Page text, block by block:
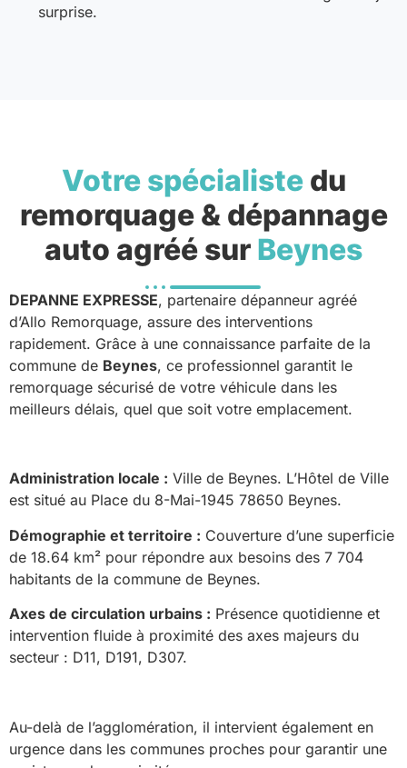
surprise.
Votre spécialistedu
remorquage & dépannage
auto agréé sur Beynes
DEPANNE EXPRESSE, partenaire dépanneur agréé
d’Allo Remorquage, assure des interventions
rapidement. Grâce à une connaissance parfaite de la
commune de Beynes, ce professionnel garantit le
remorquage sécurisé de votre véhicule dans les
meilleurs délais, quel que soit votre emplacement.
Administration locale : Ville de Beynes. L’Hôtel de Ville
est situé au Place du 8-Mai-1945 78650 Beynes.
Démographie et territoire : Couverture d’une superficie
de 18.64 km² pour répondre aux besoins des 7 704
habitants de la commune de Beynes.
Axes de circulation urbains : Présence quotidienne et
intervention fluide à proximité des axes majeurs du
secteur : D11, D191, D307.
Au-delà de l’agglomération, il intervient également en
urgence dans les communes proches pour garantir une